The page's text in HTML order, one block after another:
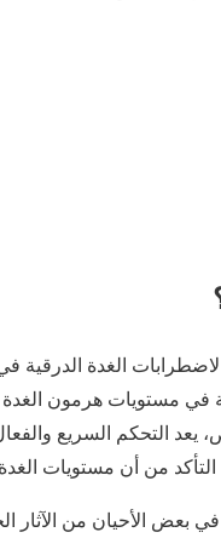
الغدة الدرقية
في مستويات هرمون
التحكم السريع
من أن مستويات
بعض الأحيان من الآثار